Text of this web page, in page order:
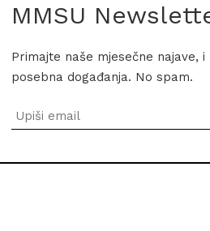
MMSU
Primajte naše mjesečne najave, i
posebna događanja. No spam.